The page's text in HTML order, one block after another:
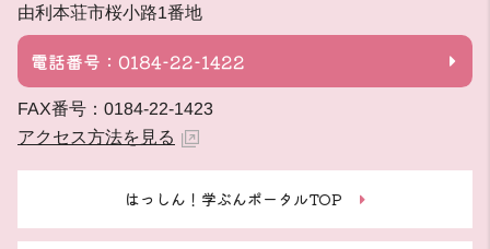
由利本荘市桜小路1番地
電話番号：0184-22-1422
FAX番号：0184-22-1423
アクセス方法を見る
はっしん！学ぶんポータルTOP